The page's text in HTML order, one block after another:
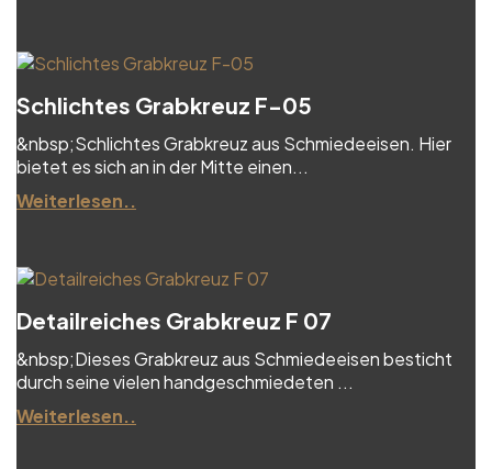
Schlichtes Grabkreuz F-05
&nbsp;Schlichtes Grabkreuz aus Schmiedeeisen. Hier
bietet es sich an in der Mitte einen...
Weiterlesen..
Detailreiches Grabkreuz F 07
&nbsp;Dieses Grabkreuz aus Schmiedeeisen besticht
durch seine vielen handgeschmiedeten ...
Weiterlesen..